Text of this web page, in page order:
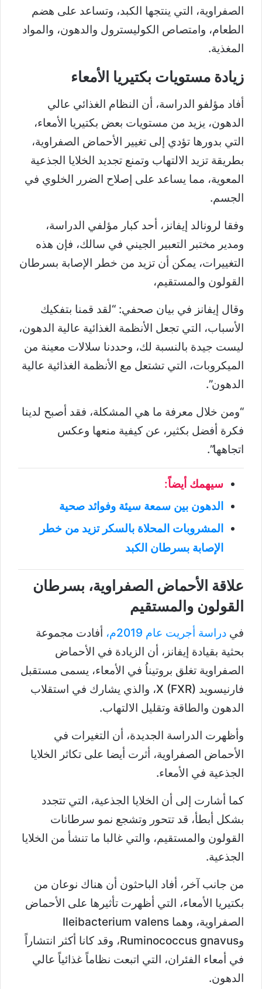
الصفراوية، التي ينتجها الكبد، وتساعد على هضم
الطعام، وامتصاص الكوليسترول والدهون، والمواد
المغذية.
زيادة مستويات بكتيريا الأمعاء
أفاد مؤلفو الدراسة، أن النظام الغذائي عالي
الدهون، يزيد من مستويات بعض بكتيريا الأمعاء،
التي بدورها تؤدي إلى تغيير الأحماض الصفراوية،
بطريقة تزيد الالتهاب وتمنع تجديد الخلايا الجذعية
المعوية، مما يساعد على إصلاح الضرر الخلوي في
الجسم.
وفقا لرونالد إيفانز، أحد كبار مؤلفي الدراسة،
ومدير مختبر التعبير الجيني في سالك، فإن هذه
التغييرات، يمكن أن تزيد من خطر الإصابة بسرطان
القولون والمستقيم،
وقال إيفانز في بيان صحفي: “لقد قمنا بتفكيك
الأسباب، التي تجعل الأنظمة الغذائية عالية الدهون،
ليست جيدة بالنسبة لك، وحددنا سلالات معينة من
الميكروبات، التي تشتعل مع الأنظمة الغذائية عالية
الدهون”.
“ومن خلال معرفة ما هي المشكلة، فقد أصبح لدينا
فكرة أفضل بكثير، عن كيفية منعها وعكس
اتجاهها”.
سيهمك أيضاً:
الدهون بين سمعة سيئة وفوائد صحية
المشروبات المحلاة بالسكر تزيد من خطر
الإصابة بسرطان الكبد
علاقة الأحماض الصفراوية، بسرطان
القولون والمستقيم
في دراسة أجريت عام 2019م،
أفادت مجموعة
بحثية بقيادة إيفانز، أن الزيادة في الأحماض
الصفراوية تغلق بروتيناُ في الأمعاء، يسمى مستقبل
فارنيسويد X (FXR)، والذي يشارك في استقلاب
الدهون والطاقة وتقليل الالتهاب.
وأظهرت الدراسة الجديدة، أن التغيرات في
الأحماض الصفراوية، أثرت أيضا على تكاثر الخلايا
الجذعية في الأمعاء.
كما أشارت إلى أن الخلايا الجذعية، التي تتجدد
بشكل أبطأ، قد تتحور وتشجع نمو سرطانات
القولون والمستقيم، والتي غالبا ما تنشأ من الخلايا
الجذعية.
من جانب آخر، أفاد الباحثون أن هناك نوعان من
بكتيريا الأمعاء، التي أظهرت تأثيرها على الأحماض
الصفراوية، وهما Ileibacterium valens
وRuminococcus gnavus، وقد كانا أكثر انتشاراً
في أمعاء الفئران، التي اتبعت نظاماً غذائياً عالي
الدهون.